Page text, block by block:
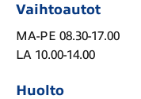
Vaihtoautot
MA-PE 08.30-17.00
LA 10.00-14.00
Huolto